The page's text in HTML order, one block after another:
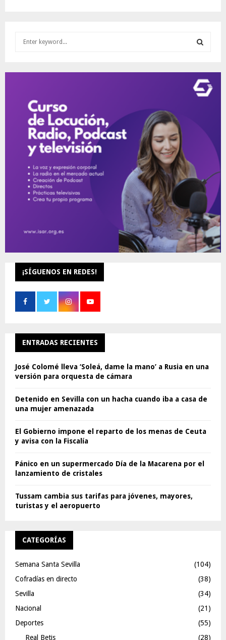
E
¡SÍGUENOS EN REDES!
ENTRADAS RECIENTES
José Colomé lleva ‘Soleá, dame la mano’ a Rusia en una
versión para orquesta de cámara
Detenido en Sevilla con un hacha cuando iba a casa de
una mujer amenazada
El Gobierno impone el reparto de los menas de Ceuta
y avisa con la Fiscalía
Pánico en un supermercado Día de la Macarena por el
lanzamiento de cristales
Tussam cambia sus tarifas para jóvenes, mayores,
turistas y el aeropuerto
CATEGORÍAS
Semana Santa Sevilla
(104)
Cofradías en directo
(38)
Sevilla
(34)
Nacional
(21)
Deportes
(55)
Real Betis
(28)